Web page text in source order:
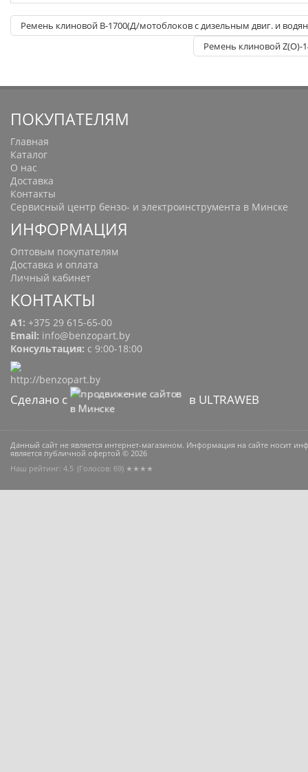
Ремень клиновой B-1700(Д/мотоблоков с дизельным двиг. и
Ремень клиновой Z(O)-
ПОКУПАТЕЛЯМ
Главная
Каталог
О нас
Доставка
Контакты
Сервисный центр бензо- и электроинструмента в Минске
ИНФОРМАЦИЯ
Оптовым покупателям
Доставка и оплата
Личный кабинет
КОНТАКТЫ
A1: +375 29 615-65-00
Email: info@benzopart.by
Консультация: с 9:00-18:00
Сделано с в ULTRAWEB
Данный сайт не является интернет-магазином. Информация на сайте носит
является публичной офертой © 2026
Наш рейтинг: 4.5 (Голосов: 69) ★★★★